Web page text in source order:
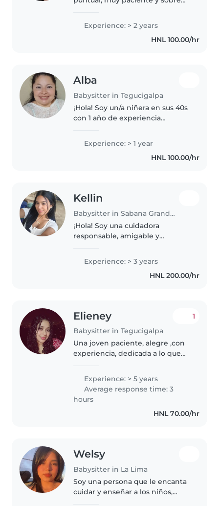
Experience: > 2 years
HNL 100.00/hr
Alba
Babysitter in Tegucigalpa
¡Hola! Soy un/a niñera en sus 40s
con 1 año de experiencia
preescolar y adolescentes. Me
encanta leerles cuentos y hacer
manualidades. Estoy cómoda
Experience: > 1 year
HNL 100.00/hr
Kellin
Babysitter in Sabana Grande (Municipio de Ojojona)
¡Hola! Soy una cuidadora
responsable, amigable y
en edad de preescolar, jardín de
infantes y primaria. Me encanta
Experience: > 3 years
HNL 200.00/hr
Elieney
Babysitter in Tegucigalpa
1
Una joven paciente, alegre ,con
experiencia, dedicada a lo que
cuidando con amor ,haciendo
demas labores si es necesario.
Experience: > 5 years
Average response time: 3
hours
HNL 70.00/hr
Welsy
Babysitter in La Lima
Soy una persona que le encanta
cuidar y enseñar a los niños,